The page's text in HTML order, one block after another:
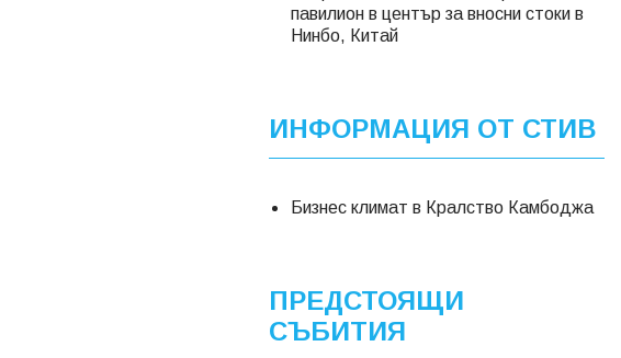
павилион в център за вносни стоки в
Нинбо, Китай
ИНФОРМАЦИЯ ОТ СТИВ
Бизнес климат в Кралство Камбоджа
ПРЕДСТОЯЩИ
СЪБИТИЯ